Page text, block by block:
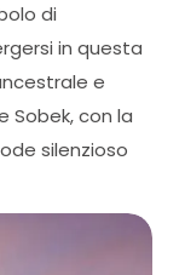
di
in questa
e
Sobek, con la
silenzioso